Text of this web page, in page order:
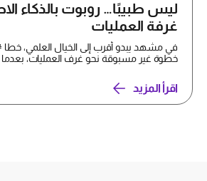
ليس طبيبًا… روبوت بالذكاء
غرفة العمليات
في مشهد يبدو أقرب إلى الخيال العلمي، خطا
خطوة غير مسبوقة نحو غرف العمليات،
اقرأ المزيد